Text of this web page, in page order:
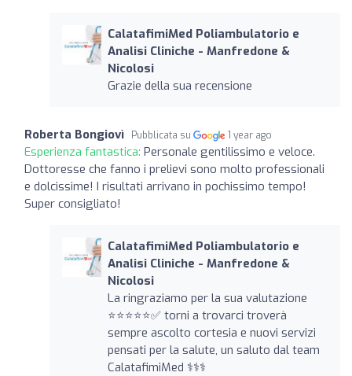
CalatafimiMed Poliambulatorio e
Analisi Cliniche - Manfredone &
Nicolosi
Grazie della sua recensione
Roberta Bongiovì Pubblicata su 1 year ago
Esperienza fantastica: Personale gentilissimo e veloce.
Dottoresse che fanno i prelievi sono molto professionali
e dolcissime! I risultati arrivano in pochissimo tempo!
Super consigliato!
CalatafimiMed Poliambulatorio e
Analisi Cliniche - Manfredone &
Nicolosi
La ringraziamo per la sua valutazione
⭐️⭐️⭐️⭐️⭐️✅ torni a trovarci troverà
sempre ascolto cortesia e nuovi servizi
pensati per la salute, un saluto dal team
CalatafimiMed ‍⚕️‍⚕️‍⚕️